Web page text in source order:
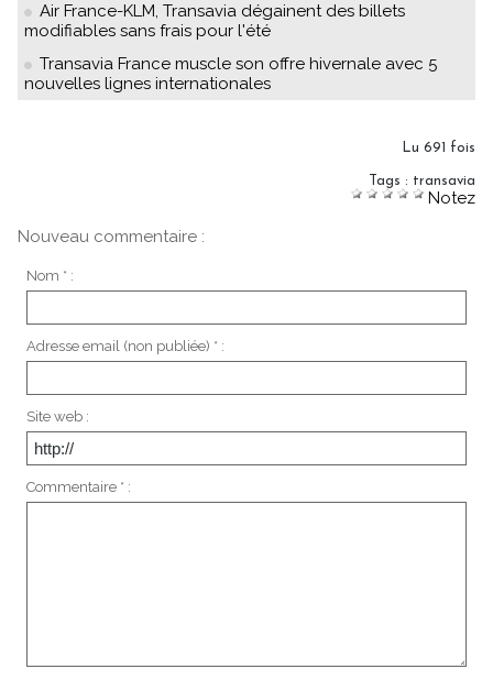
Air France-KLM, Transavia dégainent des billets
modifiables sans frais pour l'été
Transavia France muscle son offre hivernale avec 5
nouvelles lignes internationales
Lu 691 fois
Tags : transavia
Notez
Nouveau commentaire :
Nom * :
Adresse email (non publiée) * :
Site web :
Commentaire * :